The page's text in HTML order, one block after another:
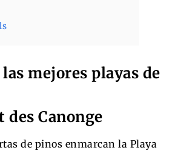
las mejores playas de
des Canonge
de pinos enmarcan la Playa